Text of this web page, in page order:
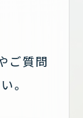
ご質問
。